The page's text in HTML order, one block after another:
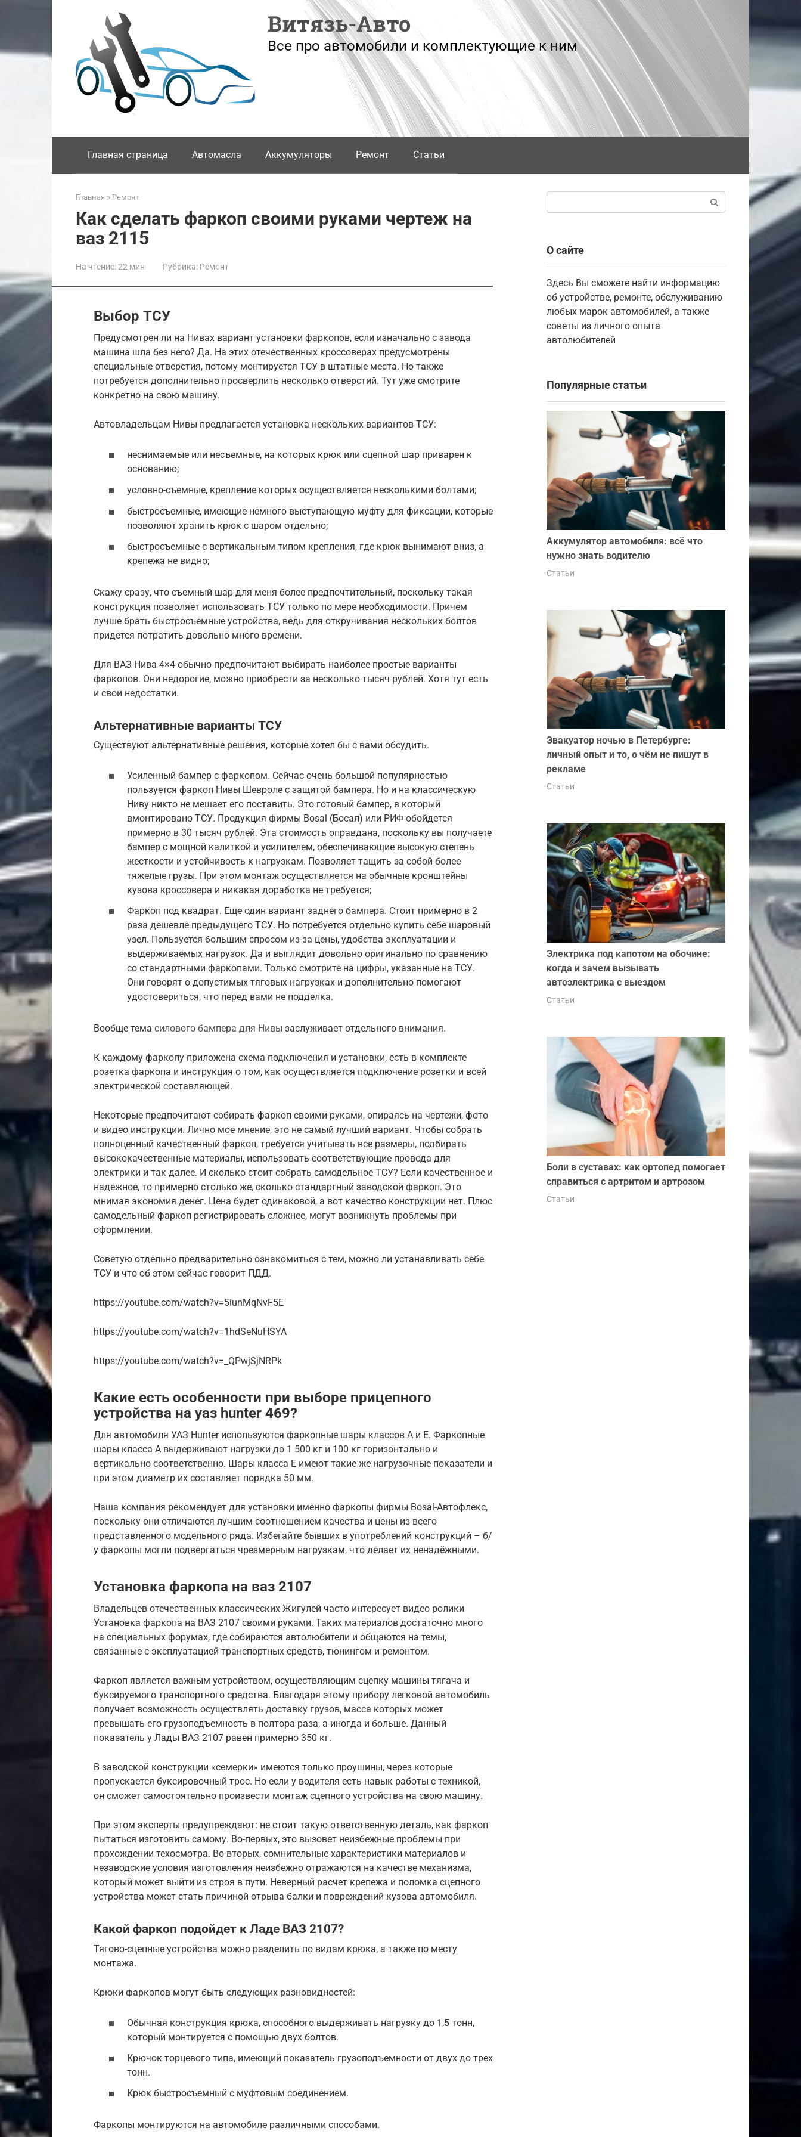
Витязь-Авто
Все про автомобили и комплектующие к ним
Главная страница Автомасла Аккумуляторы Ремонт Статьи
Главная » Ремонт
Как сделать фаркоп своими руками чертеж на
ваз 2115
На чтение:22 мин Рубрика: Ремонт
Выбор ТСУ
Предусмотрен ли на Нивах вариант установки фаркопов, если изначально с завода
машина шла без него? Да. На этих отечественных кроссоверах предусмотрены
специальные отверстия, потому монтируется ТСУ в штатные места. Но также
потребуется дополнительно просверлить несколько отверстий. Тут уже смотрите
конкретно на свою машину.
Автовладельцам Нивы предлагается установка нескольких вариантов ТСУ:
неснимаемые или несъемные, на которых крюк или сцепной шар приварен к
основанию;
условно-съемные, крепление которых осуществляется несколькими болтами;
быстросъемные, имеющие немного выступающую муфту для фиксации, которые
позволяют хранить крюк с шаром отдельно;
быстросъемные с вертикальным типом крепления, где крюк вынимают вниз, а
крепежа не видно;
Скажу сразу, что съемный шар для меня более предпочтительный, поскольку такая
конструкция позволяет использовать ТСУ только по мере необходимости. Причем
лучше брать быстросъемные устройства, ведь для откручивания нескольких болтов
придется потратить довольно много времени.
Для ВАЗ Нива 4×4 обычно предпочитают выбирать наиболее простые варианты
фаркопов. Они недорогие, можно приобрести за несколько тысяч рублей. Хотя тут есть
и свои недостатки.
Альтернативные варианты ТСУ
Существуют альтернативные решения, которые хотел бы с вами обсудить.
Усиленный бампер с фаркопом. Сейчас очень большой популярностью
пользуется фаркоп Нивы Шевроле с защитой бампера. Но и на классическую
Ниву никто не мешает его поставить. Это готовый бампер, в который
вмонтировано ТСУ. Продукция фирмы Bosal (Босал) или РИФ обойдется
примерно в 30 тысяч рублей. Эта стоимость оправдана, поскольку вы получаете
бампер с мощной калиткой и усилителем, обеспечивающие высокую степень
жесткости и устойчивость к нагрузкам. Позволяет тащить за собой более
тяжелые грузы. При этом монтаж осуществляется на обычные кронштейны
кузова кроссовера и никакая доработка не требуется;
Фаркоп под квадрат. Еще один вариант заднего бампера. Стоит примерно в 2
раза дешевле предыдущего ТСУ. Но потребуется отдельно купить себе шаровый
узел. Пользуется большим спросом из-за цены, удобства эксплуатации и
выдерживаемых нагрузок. Да и выглядит довольно оригинально по сравнению
со стандартными фаркопами. Только смотрите на цифры, указанные на ТСУ.
Они говорят о допустимых тяговых нагрузках и дополнительно помогают
удостовериться, что перед вами не подделка.
Вообще тема силового бампера для Нивы заслуживает отдельного внимания.
К каждому фаркопу приложена схема подключения и установки, есть в комплекте
розетка фаркопа и инструкция о том, как осуществляется подключение розетки и всей
электрической составляющей.
Некоторые предпочитают собирать фаркоп своими руками, опираясь на чертежи, фото
и видео инструкции. Лично мое мнение, это не самый лучший вариант. Чтобы собрать
полноценный качественный фаркоп, требуется учитывать все размеры, подбирать
высококачественные материалы, использовать соответствующие провода для
электрики и так далее. И сколько стоит собрать самодельное ТСУ? Если качественное и
надежное, то примерно столько же, сколько стандартный заводской фаркоп. Это
мнимая экономия денег. Цена будет одинаковой, а вот качество конструкции нет. Плюс
самодельный фаркоп регистрировать сложнее, могут возникнуть проблемы при
оформлении.
Советую отдельно предварительно ознакомиться с тем, можно ли устанавливать себе
ТСУ и что об этом сейчас говорит ПДД.
https://youtube.com/watch?v=5iunMqNvF5E
https://youtube.com/watch?v=1hdSeNuHSYA
https://youtube.com/watch?v=_QPwjSjNRPk
Какие есть особенности при выборе прицепного
устройства на уаз hunter 469?
Для автомобиля УАЗ Hunter используются фаркопные шары классов А и Е. Фаркопные
шары класса А выдерживают нагрузки до 1 500 кг и 100 кг горизонтально и
вертикально соответственно. Шары класса Е имеют такие же нагрузочные показатели и
при этом диаметр их составляет порядка 50 мм.
Наша компания рекомендует для установки именно фаркопы фирмы Bosal-Автофлекс,
поскольку они отличаются лучшим соотношением качества и цены из всего
представленного модельного ряда. Избегайте бывших в употреблений конструкций – б/
у фаркопы могли подвергаться чрезмерным нагрузкам, что делает их ненадёжными.
Установка фаркопа на ваз 2107
Владельцев отечественных классических Жигулей часто интересует видео ролики
Установка фаркопа на ВАЗ 2107 своими руками. Таких материалов достаточно много
на специальных форумах, где собираются автолюбители и общаются на темы,
связанные с эксплуатацией транспортных средств, тюнингом и ремонтом.
Фаркоп является важным устройством, осуществляющим сцепку машины тягача и
буксируемого транспортного средства. Благодаря этому прибору легковой автомобиль
получает возможность осуществлять доставку грузов, масса которых может
превышать его грузоподъемность в полтора раза, а иногда и больше. Данный
показатель у Лады ВАЗ 2107 равен примерно 350 кг.
В заводской конструкции «семерки» имеются только проушины, через которые
пропускается буксировочный трос. Но если у водителя есть навык работы с техникой,
он сможет самостоятельно произвести монтаж сцепного устройства на свою машину.
При этом эксперты предупреждают: не стоит такую ответственную деталь, как фаркоп
пытаться изготовить самому. Во-первых, это вызовет неизбежные проблемы при
прохождении техосмотра. Во-вторых, сомнительные характеристики материалов и
незаводские условия изготовления неизбежно отражаются на качестве механизма,
который может выйти из строя в пути. Неверный расчет крепежа и поломка сцепного
устройства может стать причиной отрыва балки и повреждений кузова автомобиля.
Какой фаркоп подойдет к Ладе ВАЗ 2107?
Тягово-сцепные устройства можно разделить по видам крюка, а также по месту
монтажа.
Крюки фаркопов могут быть следующих разновидностей:
Обычная конструкция крюка, способного выдерживать нагрузку до 1,5 тонн,
который монтируется с помощью двух болтов.
Крючок торцевого типа, имеющий показатель грузоподъемности от двух до трех
тонн.
Крюк быстросъемный с муфтовым соединением.
Фаркопы монтируются на автомобиле различными способами.
О сайте
Здесь Вы сможете найти информацию
об устройстве, ремонте, обслуживанию
любых марок автомобилей, а также
советы из личного опыта
автолюбителей
Популярные статьи
Аккумулятор автомобиля: всё что
нужно знать водителю
Статьи
Эвакуатор ночью в Петербурге:
личный опыт и то, о чём не пишут в
рекламе
Статьи
Электрика под капотом на обочине:
когда и зачем вызывать
автоэлектрика с выездом
Статьи
Боли в суставах: как ортопед помогает
справиться с артритом и артрозом
Статьи